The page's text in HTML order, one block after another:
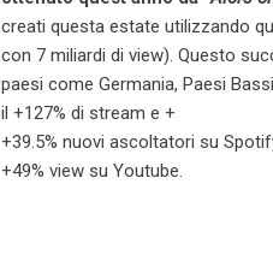
creati questa estate utilizzando
con 7 miliardi di view). Questo
paesi come Germania, Paesi
il +127% di stream e +
+39.5% nuovi ascoltatori su
+49% view su Youtube.